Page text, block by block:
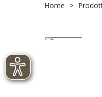
Home >